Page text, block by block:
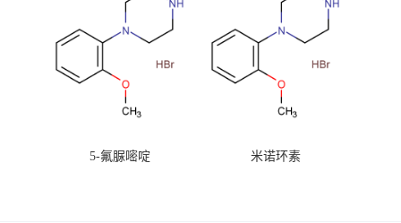
5-氟脲嘧啶 米诺环素